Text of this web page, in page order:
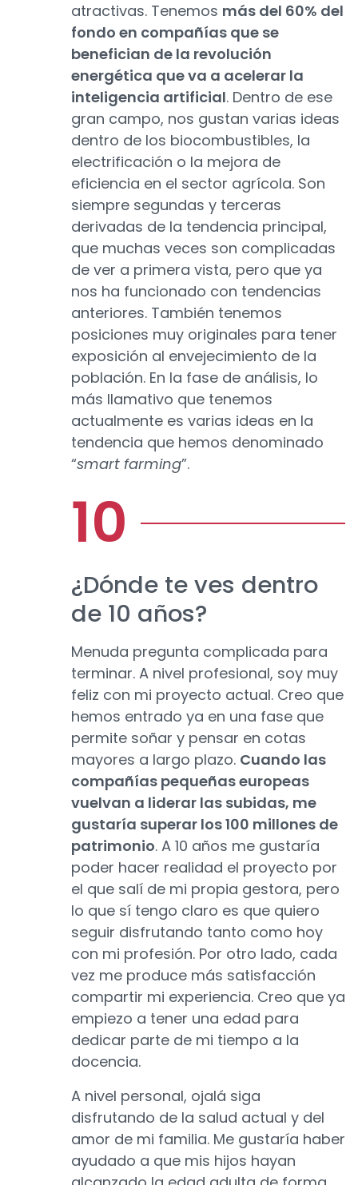
atractivas. Tenemos más del 60% del
fondo en compañías que se
benefician de la revolución
energética que va a acelerar la
inteligencia artificial. Dentro de ese
gran campo, nos gustan varias ideas
dentro de los biocombustibles, la
electrificación o la mejora de
eficiencia en el sector agrícola. Son
siempre segundas y terceras
derivadas de la tendencia principal,
que muchas veces son complicadas
de ver a primera vista, pero que ya
nos ha funcionado con tendencias
anteriores. También tenemos
posiciones muy originales para tener
exposición al envejecimiento de la
población. En la fase de análisis, lo
más llamativo que tenemos
actualmente es varias ideas en la
tendencia que hemos denominado
“smart farming”.
¿Dónde te ves dentro
de 10 años?
Menuda pregunta complicada para
terminar. A nivel profesional, soy muy
feliz con mi proyecto actual. Creo que
hemos entrado ya en una fase que
permite soñar y pensar en cotas
mayores a largo plazo. Cuando las
compañías pequeñas europeas
vuelvan a liderar las subidas, me
gustaría superar los 100 millones de
patrimonio. A 10 años me gustaría
poder hacer realidad el proyecto por
el que salí de mi propia gestora, pero
lo que sí tengo claro es que quiero
seguir disfrutando tanto como hoy
con mi profesión. Por otro lado, cada
vez me produce más satisfacción
compartir mi experiencia. Creo que ya
empiezo a tener una edad para
dedicar parte de mi tiempo a la
docencia.
A nivel personal, ojalá siga
disfrutando de la salud actual y del
amor de mi familia. Me gustaría haber
ayudado a que mis hijos hayan